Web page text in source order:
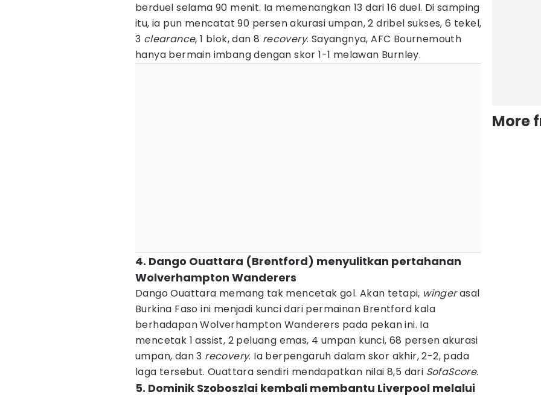
berduel selama 90 menit. Ia memenangkan 13 dari 16 duel. Di samping
itu, ia pun mencatat 90 persen akurasi umpan, 2 dribel sukses, 6 tekel,
3 clearance, 1 blok, dan 8 recovery. Sayangnya, AFC Bournemouth
hanya bermain imbang dengan skor 1-1 melawan Burnley.
4. Dango Ouattara (Brentford) menyulitkan pertahanan
Wolverhampton Wanderers
Dango Ouattara memang tak mencetak gol. Akan tetapi, wingerasal
Burkina Faso ini menjadi kunci dari permainan Brentford kala
berhadapan Wolverhampton Wanderers pada pekan ini. Ia
mencetak 1 assist, 2 peluang emas, 4 umpan kunci, 68 persen akurasi
umpan, dan 3 recovery. Ia berpengaruh dalam skor akhir, 2-2, pada
laga tersebut. Ouattara sendiri mendapatkan nilai 8,5 dari SofaScore.
5. Dominik Szoboszlai kembali membantu Liverpool melalui
More